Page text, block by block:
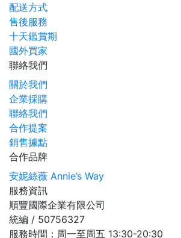
配送方式
售後服務
十天鑑賞期
國外買家
聯絡我們
關於我們
企業採購
聯絡我們
合作提案
銷售據點
合作品牌
安妮絲薇 Annie’s Way
服務資訊
順豐國際企業有限公司
統編 / 50756327
服務時間：周一至周五 13:30-20:30